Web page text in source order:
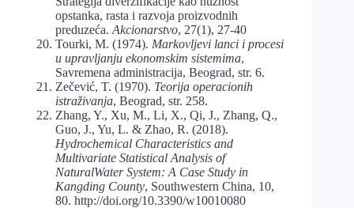
opstanka, rasta i razvoja proizvodnih
preduzeća. Akcionarstvo, 27(1), 27-40
Tourki, M. (1974). Markovljevi lanci i procesi
u upravljanju ekonomskim sistemima,
Savremena administracija, Beograd, str. 6.
Zečević, T. (1970). Teorija operacionih
istraživanja, Beograd, str. 258.
Zhang, Y., Xu, M., Li, X., Qi, J., Zhang, Q.,
Guo, J., Yu, L. & Zhao, R. (2018).
Hydrochemical Characteristics and
Multivariate Statistical Analysis of
NaturalWater System: A Case Study in
Kangding County, Southwestern China, 10,
80. http://doi.org/10.3390/w10010080